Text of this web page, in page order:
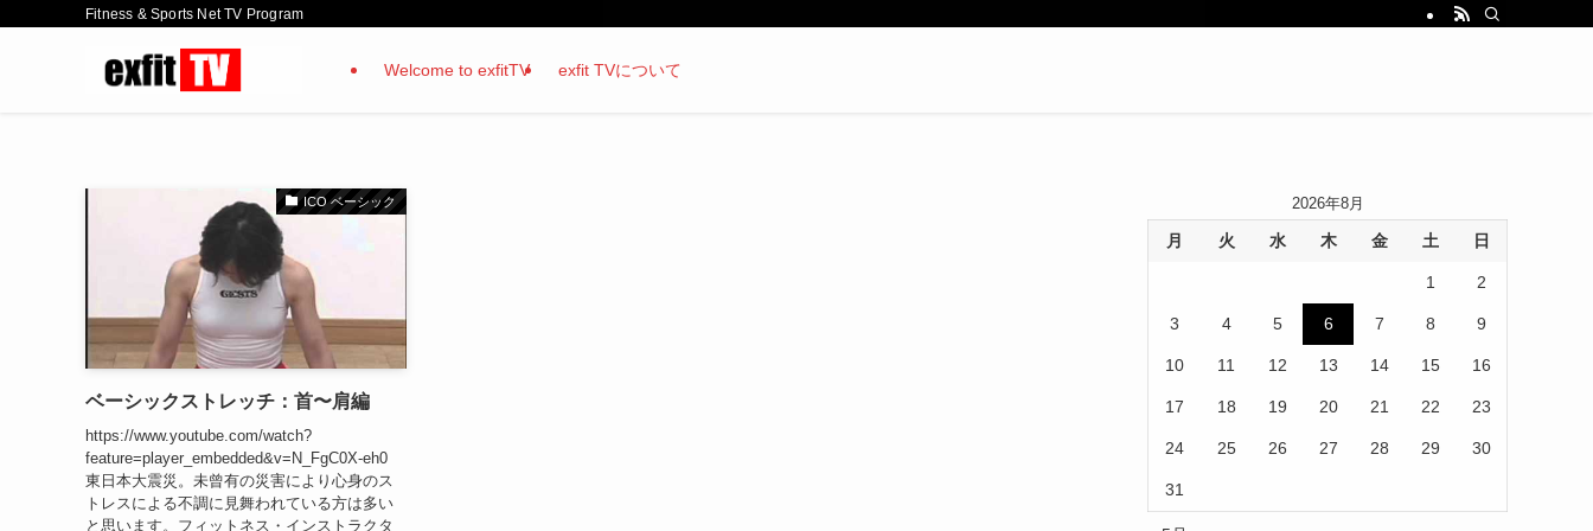
Fitness & Sports Net TV Program
Welcome to exfitTV exfit TVについて
ICO ベーシック
ベーシックストレッチ：首〜肩編
https://www.youtube.com/watch?
feature=player_embedded&v=N_FgC0X-eh0
東日本大震災。未曾有の災害により心身のス
トレスによる不調に見舞われている方は多い
と思います。フィットネス・インストラクタ
2026年8月
月 火 水 木 金 土 日
1 2
3 4 5 6 7 8 9
10 11 12 13 14 15 16
17 18 19 20 21 22 23
24 25 26 27 28 29 30
31